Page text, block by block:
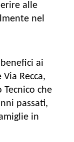
alle
nel
ai
Recca,
che
passati,
in